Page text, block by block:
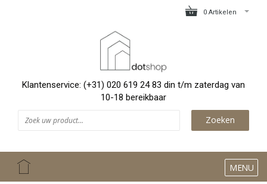
0 Artikelen
Klantenservice: (+31) 020 619 24 83 din t/m zaterdag van
10-18 bereikbaar
Zoeken
MENU